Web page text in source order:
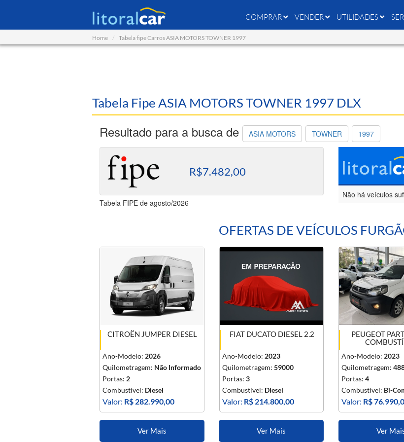
COMPRAR VENDER UTILIDADES
Home Tabela fipe Carros ASIA MOTORS TOWNER 1997
Tabela Fipe ASIA MOTORS TOWNER 1997 DLX
Resultado para a busca de ASIA MOTORS TOWNER 1997
R$7.482,00
Tabela FIPE de agosto/2026
Não há veículos
OFERTAS DE VEÍCULOS
CITROËN JUMPER DIESEL
Ano-Modelo: 2026
Quilometragem: Não Informado
Portas: 2
Combustível: Diesel
Valor: R$ 282.990,00
Ver Mais
FIAT DUCATO DIESEL 2.2
Ano-Modelo: 2023
Quilometragem: 59000
Portas: 3
Combustível: Diesel
Valor: R$ 214.800,00
Ver Mais
PEUGEOT
Ano-Modelo: 2023
Quilometragem:
Portas: 4
Combustível: Bi-
Valor: R$
Ver